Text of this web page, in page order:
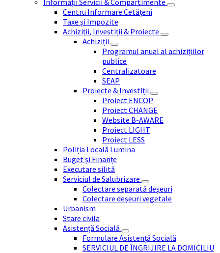
Informații Servicii & Compartimente
Centru Informare Cetățeni
Taxe și Impozite
Achiziții, Investiții & Proiecte
Achiziții
Programul anual al achizițiilor
publice
Centralizatoare
SEAP
Proiecte & Investiții
Proiect ENCOP
Proiect CHANGE
Website B-AWARE
Proiect LIGHT
Proiect LESS
Poliția Locală Lumina
Buget și Finanțe
Executare silită
Serviciul de Salubrizare
Colectare separată deșeuri
Colectare deșeuri vegetale
Urbanism
Stare civila
Asistență Socială
Formulare Asistență Socială
SERVICIUL DE ÎNGRIJIRE LA DOMICILIU